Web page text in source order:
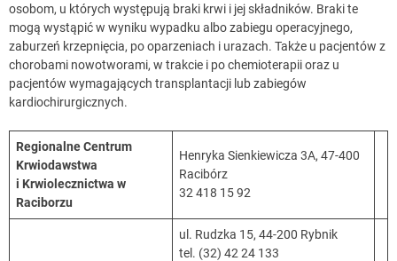
osobom, u których występują braki krwi i jej składników. Braki te
mogą wystąpić w wyniku wypadku albo zabiegu operacyjnego,
zaburzeń krzepnięcia, po oparzeniach i urazach. Także u pacjentów z
chorobami nowotworami, w trakcie i po chemioterapii oraz u
pacjentów wymagających transplantacji lub zabiegów
kardiochirurgicznych.
Regionalne Centrum
Krwiodawstwa
i Krwiolecznictwa w
Raciborzu
Henryka Sienkiewicza 3A, 47-400
Racibórz
32 418 15 92
ul. Rudzka 15, 44-200 Rybnik
tel. (32) 42 24 133